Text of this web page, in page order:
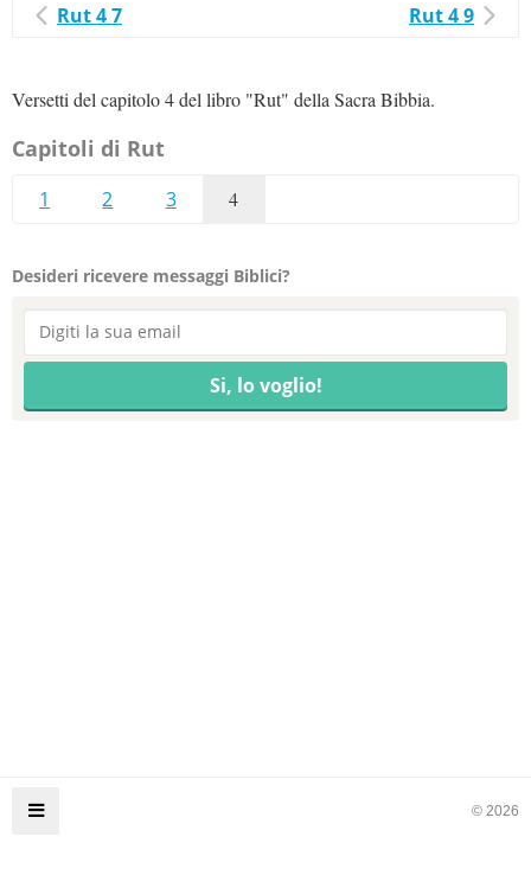
Rut 4 7 Rut 4 9
Versetti del capitolo 4 del libro "Rut" della Sacra Bibbia.
Capitoli di Rut
1 2 3 4
Desideri ricevere messaggi Biblici?
© 2026